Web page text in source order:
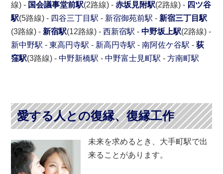
線) - 国会議事堂前駅(2路線) -赤坂見附駅(2路線) - 四ツ谷
駅(5路線) - 四谷三丁目駅 - 新宿御苑前駅 - 新宿三丁目駅
(3路線) - 新宿駅(12路線) -西新宿駅 -中野坂上駅(2路線) -
新中野駅 -東高円寺駅 - 新高円寺駅 -南阿佐ケ谷駅 -荻
窪駅(3路線) -中野新橋駅 -中野富士見町駅 -方南町駅
愛する人との復縁、復縁工作
未来を求めるとき、大手町駅で出
来ることがあります。